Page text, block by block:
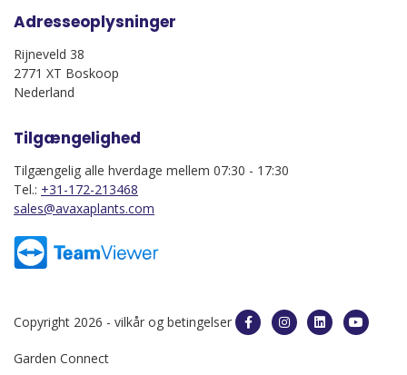
Adresseoplysninger
Rijneveld 38
2771 XT Boskoop
Nederland
Tilgængelighed
Tilgængelig alle hverdage mellem 07:30 - 17:30
Tel.: +31-172-213468
sales@avaxaplants.com
Copyright 2026 - vilkår og betingelser
Garden Connect